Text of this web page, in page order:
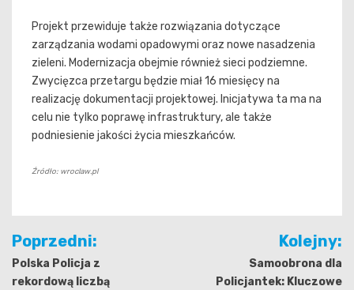
Projekt przewiduje także rozwiązania dotyczące
zarządzania wodami opadowymi oraz nowe nasadzenia
zieleni. Modernizacja obejmie również sieci podziemne.
Zwycięzca przetargu będzie miał 16 miesięcy na
realizację dokumentacji projektowej. Inicjatywa ta ma na
celu nie tylko poprawę infrastruktury, ale także
podniesienie jakości życia mieszkańców.
Źródło: wroclaw.pl
Nawigacja
wpisu
Poprzedni:
Polska Policja z
rekordową liczbą
Kolejny:
Samoobrona dla
Policjantek: Kluczowe